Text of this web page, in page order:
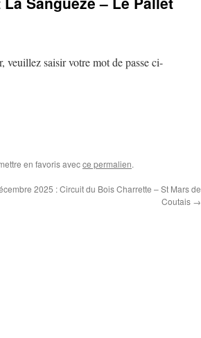
veuillez saisir votre mot de passe ci-
en favoris avecce permalien.
2025 : Circuit du Bois Charrette – St Mars de
Coutais →